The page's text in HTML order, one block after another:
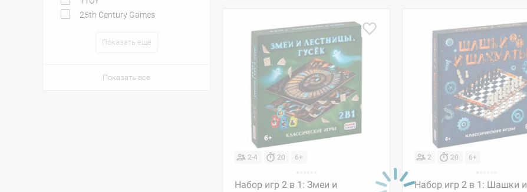
25th Century Games
Показать ещё
Показать все
2-4 20 6+
Набор игр 2 в 1: Змеи и
2 20 6+
Набор игр 2 в 1: Шашки и